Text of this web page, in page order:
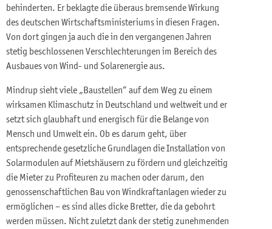
behinderten. Er beklagte die überaus bremsende Wirkung
des deutschen Wirtschaftsministeriums in diesen Fragen.
Von dort gingen ja auch die in den vergangenen Jahren
stetig beschlossenen Verschlechterungen im Bereich des
Ausbaues von Wind- und Solarenergie aus.
Mindrup sieht viele „Baustellen“ auf dem Weg zu einem
wirksamen Klimaschutz in Deutschland und weltweit und er
setzt sich glaubhaft und energisch für die Belange von
Mensch und Umwelt ein. Ob es darum geht, über
entsprechende gesetzliche Grundlagen die Installation von
Solarmodulen auf Mietshäusern zu fördern und gleichzeitig
die Mieter zu Profiteuren zu machen oder darum, den
genossenschaftlichen Bau von Windkraftanlagen wieder zu
ermöglichen – es sind alles dicke Bretter, die da gebohrt
werden müssen. Nicht zuletzt dank der stetig zunehmenden